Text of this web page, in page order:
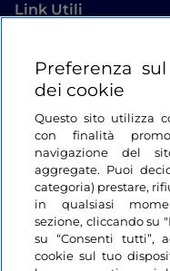
Link Utili
Login
Restiamo in contatto
Preferenza
dei cookie
Questo sito utilizza
con finalità
navigazione del
aggregate. Puoi
categoria) prestare,
in qualsiasi
sezione, cliccando su
su “Consenti tutti”,
cookie sul tuo